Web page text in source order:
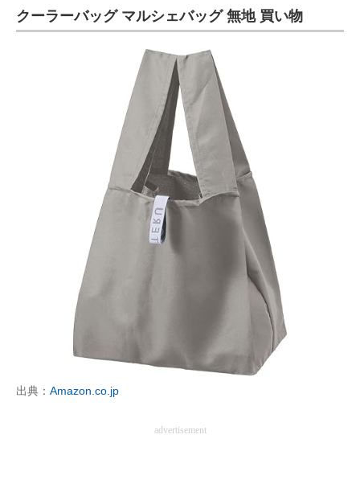
クーラーバッグ マルシェバッグ 無地 買い物
出典： Amazon.co.jp
advertisement